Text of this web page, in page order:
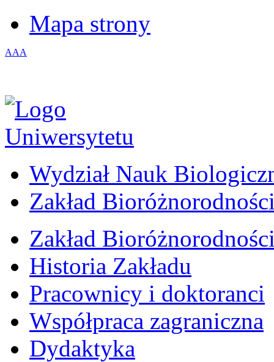
Mapa strony
AAA
Wydział Nauk
Zakład
Zakład
Historia Zakładu
Pracownicy i doktoranci
Współpraca zagraniczna
Dydaktyka